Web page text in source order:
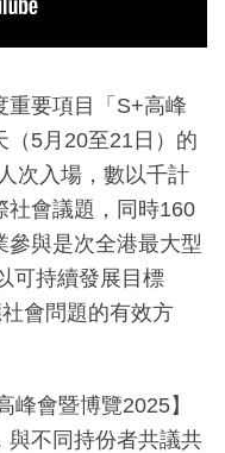
重要項目「S+高峰
（5月20至21日）的
次入場，數以千計
社會議題，同時160
參與是次全港最大型
可持續發展目標
會問題的有效方
峰會暨博覽2025】
與不同持份者共議共